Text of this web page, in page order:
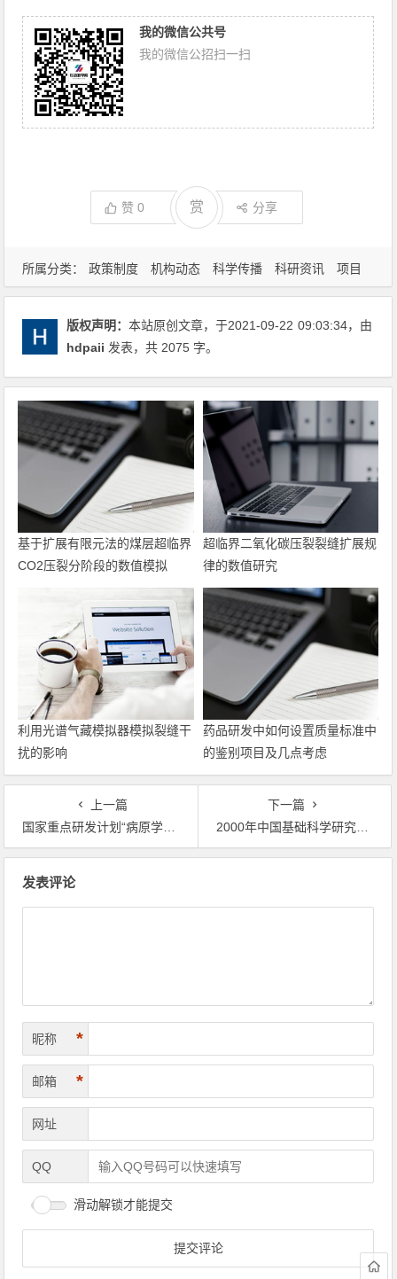
所属分类： 政策制度 机构动态 科学传播 科研资讯
项目
信息
我的微信公共号
我的微信公招扫一扫
赞0 赏 分享
版权声明：本站原创文章，于2021-09-22 09:03:34，由
hdpaii 发表，共 2075 字。
基于扩展有限元法的煤层超临界
CO2压裂分阶段的数值模拟
超临界二氧化碳压裂裂缝扩展规
律的数值研究
利用光谱气藏模拟器模拟裂缝干
扰的影响
药品研发中如何设置质量标准中
的鉴别项目及几点考虑
上一篇
国家重点研发计划“病原学与防疫技术体系研究”重点专项2021年度项目正式评审 （第二期）专家名单公示
下一篇
2000年中国基础科学研究十大新闻
发表评论
昵称 *
邮箱 *
网址
QQ
滑动解锁才能提交